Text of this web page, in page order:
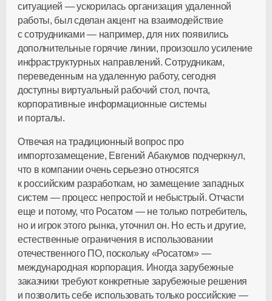
ситуацией — ускорилась организация удаленной
работы, был сделан акцент на взаимодействие
с сотрудниками — например, для них появились
дополнительные горячие линии, произошло усиление
инфраструктурных направлений. Сотрудникам,
переведенным на удаленную работу, сегодня
доступны виртуальный рабочий стол, почта,
корпоративные информационные системы
и порталы.
Отвечая на традиционный вопрос про
импортозамещение, Евгений Абакумов подчеркнул,
что в компании очень серьезно относятся
к российским разработкам, но замещение западных
систем — процесс непростой и небыстрый. Отчасти
еще и потому, что Росатом — не только потребитель,
но и игрок этого рынка, уточнил он. Но есть и другие,
естественные ограничения в использовании
отечественного ПО, поскольку «Росатом» —
международная корпорация. Иногда зарубежные
заказчики требуют конкретные зарубежные решения
и позволить себе использовать только российские —